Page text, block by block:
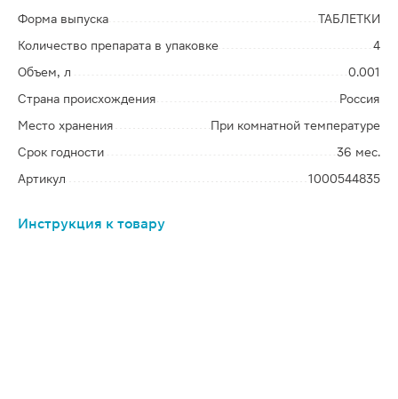
Форма выпуска
ТАБЛЕТКИ
Количество препарата в упаковке
4
Объем, л
0.001
Страна происхождения
Россия
Место хранения
При комнатной температуре
Срок годности
36 мес.
Артикул
1000544835
Инструкция к товару